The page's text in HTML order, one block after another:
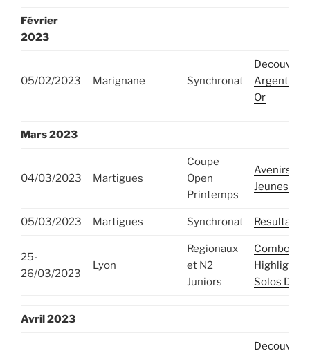
Février
2023
05/02/2023 Marignane Synchronat
Argent
Or
Mars2023
04/03/2023 Martigues
Coupe
Open
Printemps
Avenirs
Jeunes
05/03/2023 Martigues Synchronat Resultats
25-
26/03/2023
Lyon
Regionaux
et N2
Juniors
Combos
Highlights
Solos Duos
Avril2023